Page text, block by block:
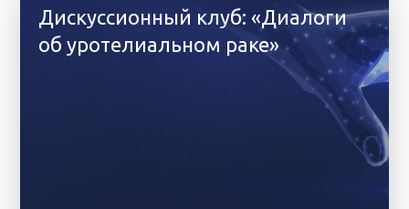
Дискуссионный клуб: «Диалоги
об уротелиальном раке»